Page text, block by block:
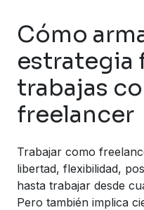
Cómo
estrategia
trabajas
freelancer
Trabajar como
libertad, flexibilidad,
hasta trabajar desde
Pero también implica